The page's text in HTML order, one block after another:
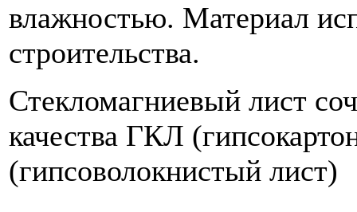
влажностью. Материал
строительства.
Стекломагниевый лист
качества ГКЛ
(гипсоволокнистый лист)